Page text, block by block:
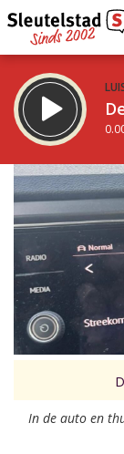
STRAKS:
De ochtend
6.00 - 12.00 uur
Vorig uur
In de auto en